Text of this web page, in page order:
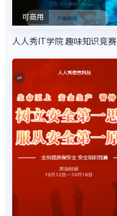
可商用
人人秀IT学院 趣味知识竞赛